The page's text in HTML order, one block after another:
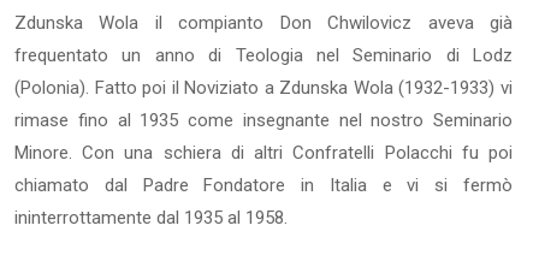
Zdunska Wola il compianto Don Chwilovicz aveva già
frequentato un anno di Teologia nel Seminario di Lodz
(Polonia). Fatto poi il Noviziato a Zdunska Wola (1932-1933) vi
rimase fino al 1935 come insegnante nel nostro Seminario
Minore. Con una schiera di altri Confratelli Polacchi fu poi
chiamato dal Padre Fondatore in Italia e vi si fermò
ininterrottamente dal 1935 al 1958.